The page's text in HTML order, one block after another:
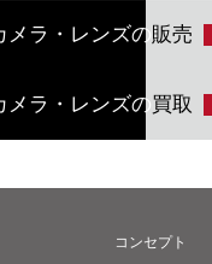
メラ・レンズの販売
メラ・レンズの買取
コンセプト